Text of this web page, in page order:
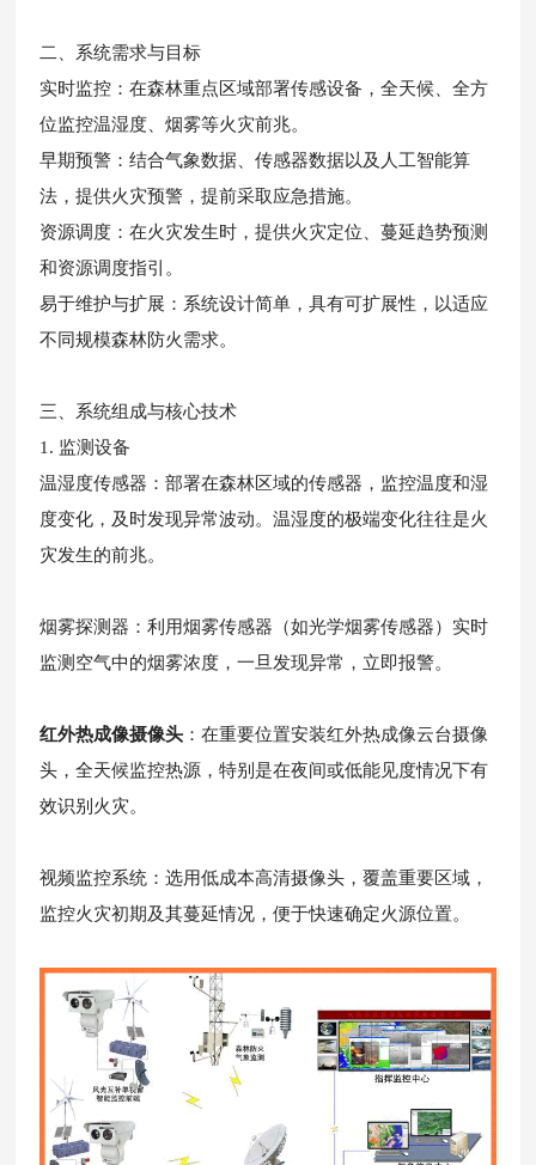
二、系统需求与目标
实时监控：在森林重点区域部署传感设备，全天候、全方
位监控温湿度、烟雾等火灾前兆。
早期预警：结合气象数据、传感器数据以及人工智能算
法，提供火灾预警，提前采取应急措施。
资源调度：在火灾发生时，提供火灾定位、蔓延趋势预测
和资源调度指引。
易于维护与扩展：系统设计简单，具有可扩展性，以适应
不同规模森林防火需求。
三、系统组成与核心技术
1. 监测设备
温湿度传感器：部署在森林区域的传感器，监控温度和湿
度变化，及时发现异常波动。温湿度的极端变化往往是火
灾发生的前兆。
烟雾探测器：利用烟雾传感器（如光学烟雾传感器）实时
监测空气中的烟雾浓度，一旦发现异常，立即报警。
红外热成像摄像头 ：在重要位置安装红外热成像云台摄像
头，全天候监控热源，特别是在夜间或低能见度情况下有
效识别火灾。
视频监控系统：选用低成本高清摄像头，覆盖重要区域，
监控火灾初期及其蔓延情况，便于快速确定火源位置。